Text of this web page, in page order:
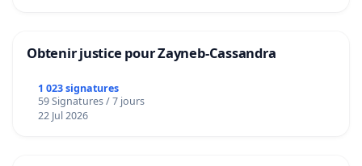
Obtenir justice pour Zayneb-Cassandra
1 023 signatures
59 Signatures / 7 jours
22 Jul 2026